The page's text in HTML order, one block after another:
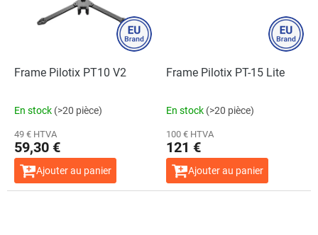
Frame Pilotix PT10 V2
En stock (>20 pièce)
49 € HTVA
59,30 €
Ajouter au panier
Frame Pilotix PT-15 Lite
En stock (>20 pièce)
100 € HTVA
121 €
Ajouter au panier